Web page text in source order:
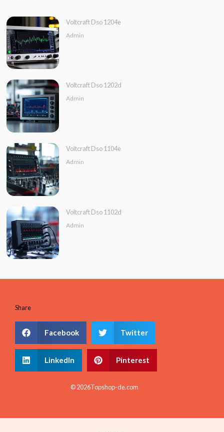
Voltcraft Dso 1204e
Admin
Voltcraft Dso 1202d
Admin
Voltcraft Dso 1104e
Admin
Voltcraft Dso 1102d
Admin
Share
Facebook Twitter
LinkedIn Pinterest
© 2026Topshop-de.com